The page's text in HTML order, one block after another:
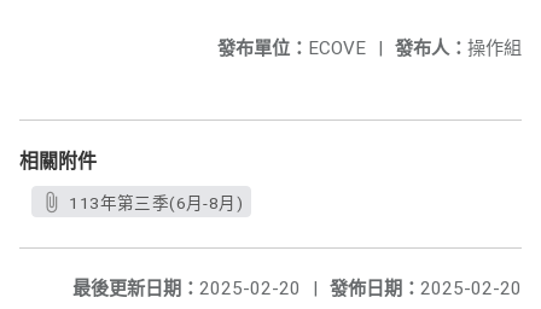
發布人： 操作組
發布單位： ECOVE |
相關附件
113年第三季(6月-8月)
發佈日期： 2025-02-20
最後更新日期： 2025-02-20
|